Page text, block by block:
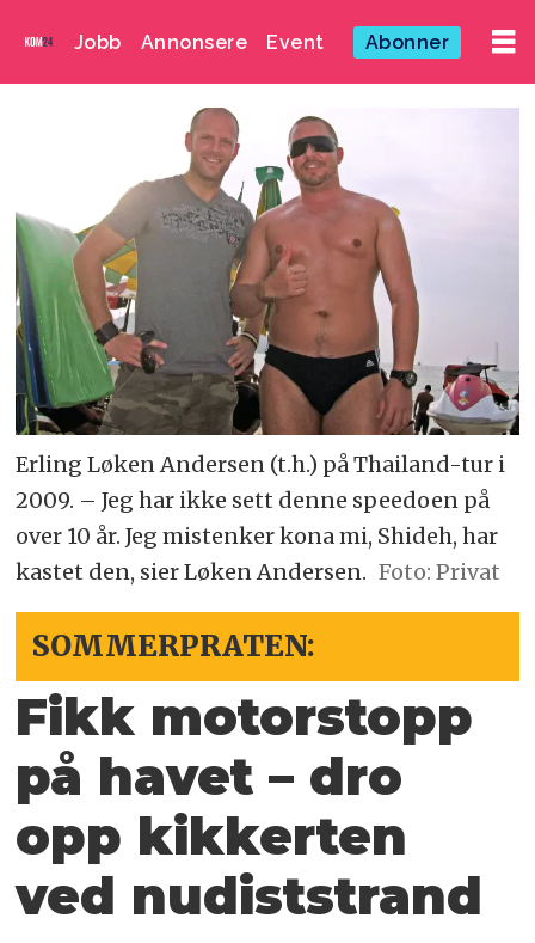
Jobb Annonsere Event Abonner
Erling Løken Andersen (t.h.) på Thailand-tur i
2009. – Jeg har ikke sett denne speedoen på
over 10 år. Jeg mistenker kona mi, Shideh, har
kastet den, sier Løken Andersen. Foto: Privat
SOMMERPRATEN:
Fikk motorstopp
på havet – dro
opp kikkerten
ved nudiststrand